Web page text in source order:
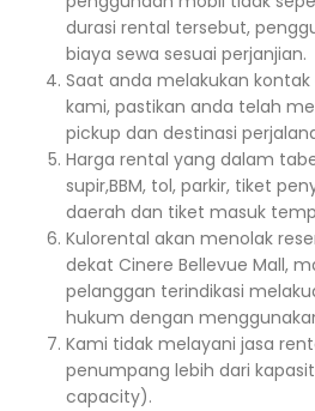
durasi rental tersebut,
biaya sewa sesuai perjanjian.
Saat anda melakukan
kami, pastikan anda telah
pickup dan destinasi
Harga rental yang dalam
supir,BBM, tol, parkir, tiket
daerah dan tiket masuk
Kulorental akan menolak
dekat Cinere Bellevue Mall,
pelanggan terindikasi
hukum dengan
Kami tidak melayani jasa
penumpang lebih dari
capacity).